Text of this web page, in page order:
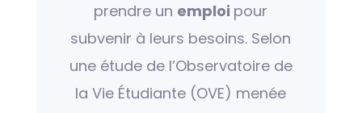
prendre un emploi pour
subvenir à leurs besoins. Selon
une étude de l’Observatoire de
la Vie Étudiante (OVE) menée